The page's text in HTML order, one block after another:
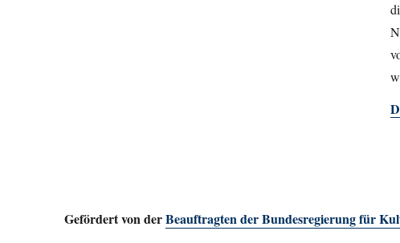
Gefördert von derBeauftragten der Bundesregierung für